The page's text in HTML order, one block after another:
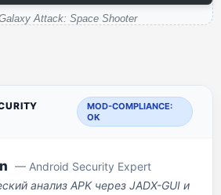
Attack: Space Shooter
MOD-COMPLIANCE:
OK
— Android Security Expert
анализ APK через JADX-GUI и